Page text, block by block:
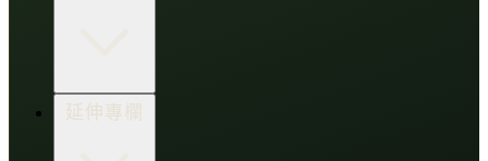
樹脂類
顯化與吸引力
延伸專欄